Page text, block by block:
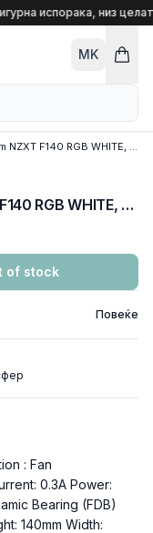
испорака, низ
MK
COOLERS CASE FAN 140mm NZXT F140 RGB WHITE, RF-R14SF-W1
COOLERS CASE FAN 140mm NZXT F140 RGB WHITE, RF-R14SF-W1
of stock
Повеќе
: Fan
0.3A Power:
Bearing (FDB)
140mm Width: